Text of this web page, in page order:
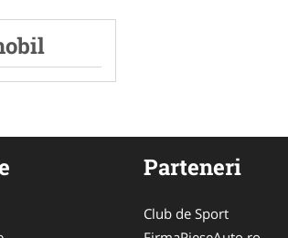
Parteneri
Club de Sport